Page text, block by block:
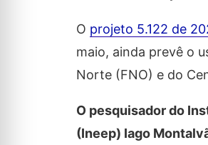
O projeto 5.122 de
maio, ainda prevê o
Norte (FNO) e do
O pesquisador do
(Ineep) Iago